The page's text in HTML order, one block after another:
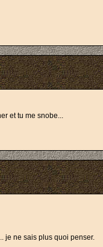
et tu me snobe...
je ne sais plus quoi penser.